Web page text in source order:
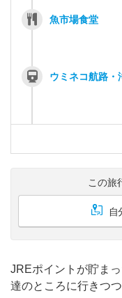
魚市場食堂
ウミネコ航路・
この旅
自
JREポイントが貯ま
達のところに行きつつ